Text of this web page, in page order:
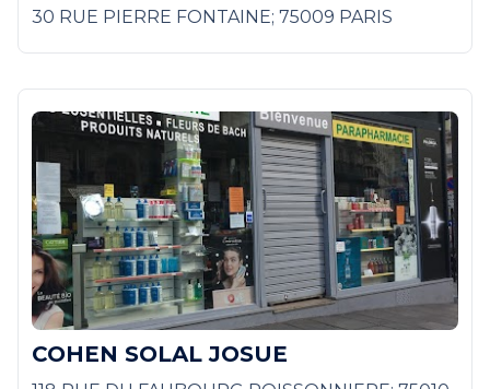
30 RUE PIERRE FONTAINE; 75009 PARIS
COHEN SOLAL JOSUE